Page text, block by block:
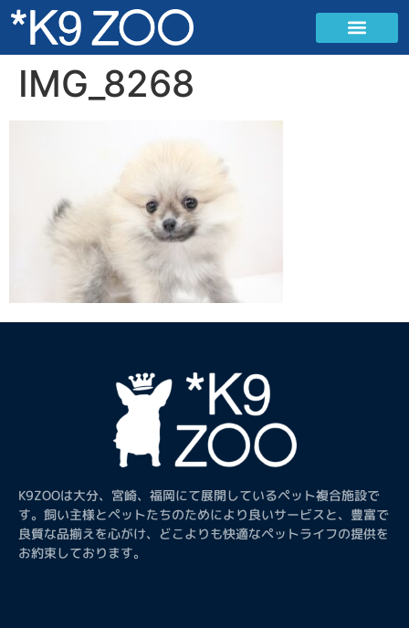
IMG_8268
K9ZOOは大分、宮崎、福岡にて展開しているペット複合施設で
す。飼い主様とペットたちのためにより良いサービスと、豊富で
良質な品揃えを心がけ、どこよりも快適なペットライフの提供を
お約束しております。